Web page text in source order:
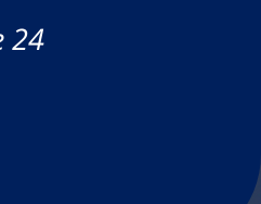
24